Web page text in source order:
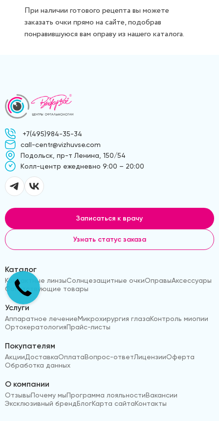
При наличии готового рецепта вы можете
заказать очки прямо на сайте, подобрав
понравившуюся вам оправу из нашего каталога.
+7(495)984-35-34
call-centr@vizhuvse.com
Подольск, пр-т Ленина, 150/54
Kолл-центр ежедневно 9:00 – 20:00
Записаться к врачу
Узнать статус заказа
Каталог
Контактные линзыСолнцезащитные очкиОправыАксессуары
Сопутствующие товары
Услуги
Аппаратное лечениеМикрохирургия глазаКонтроль миопии
ОртокератологияПрайс-листы
Покупателям
АкцииДоставкаОплатаВопрос-ответЛицензииОферта
Обработка данных
О компании
ОтзывыПочему мыПрограмма лояльностиВакансии
Эксклюзивный брендБлогКарта сайтаКонтакты